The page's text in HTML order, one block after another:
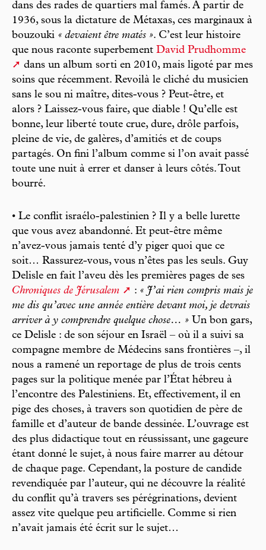
dans des rades de quartiers mal famés. À partir de
1936, sous la dictature de Métaxas, ces marginaux à
bouzouki « devaient être matés ». C’est leur histoire
que nous raconte superbement David Prudhomme
dans un album sorti en 2010, mais ligoté par mes
soins que récemment. Revoilà le cliché du musicien
sans le sou ni maître, dites-vous ? Peut-être, et
alors ? Laissez-vous faire, que diable ! Qu’elle est
bonne, leur liberté toute crue, dure, drôle parfois,
pleine de vie, de galères, d’amitiés et de coups
partagés. On fini l’album comme si l’on avait passé
toute une nuit à errer et danser à leurs côtés. Tout
bourré.
• Le conflit israélo-palestinien ? Il y a belle lurette
que vous avez abandonné. Et peut-être même
n’avez-vous jamais tenté d’y piger quoi que ce
soit… Rassurez-vous, vous n’êtes pas les seuls. Guy
Delisle en fait l’aveu dès les premières pages de ses
Chroniques de Jérusalem
: « J’ai rien compris mais je
me dis qu’avec une année entière devant moi, je devrais
arriver à y comprendre quelque chose… » Un bon gars,
ce Delisle : de son séjour en Israël – où il a suivi sa
compagne membre de Médecins sans frontières –, il
nous a ramené un reportage de plus de trois cents
pages sur la politique menée par l’État hébreu à
l’encontre des Palestiniens. Et, effectivement, il en
pige des choses, à travers son quotidien de père de
famille et d’auteur de bande dessinée. L’ouvrage est
des plus didactique tout en réussissant, une gageure
étant donné le sujet, à nous faire marrer au détour
de chaque page. Cependant, la posture de candide
revendiquée par l’auteur, qui ne découvre la réalité
du conflit qu’à travers ses pérégrinations, devient
assez vite quelque peu artificielle. Comme si rien
n’avait jamais été écrit sur le sujet…